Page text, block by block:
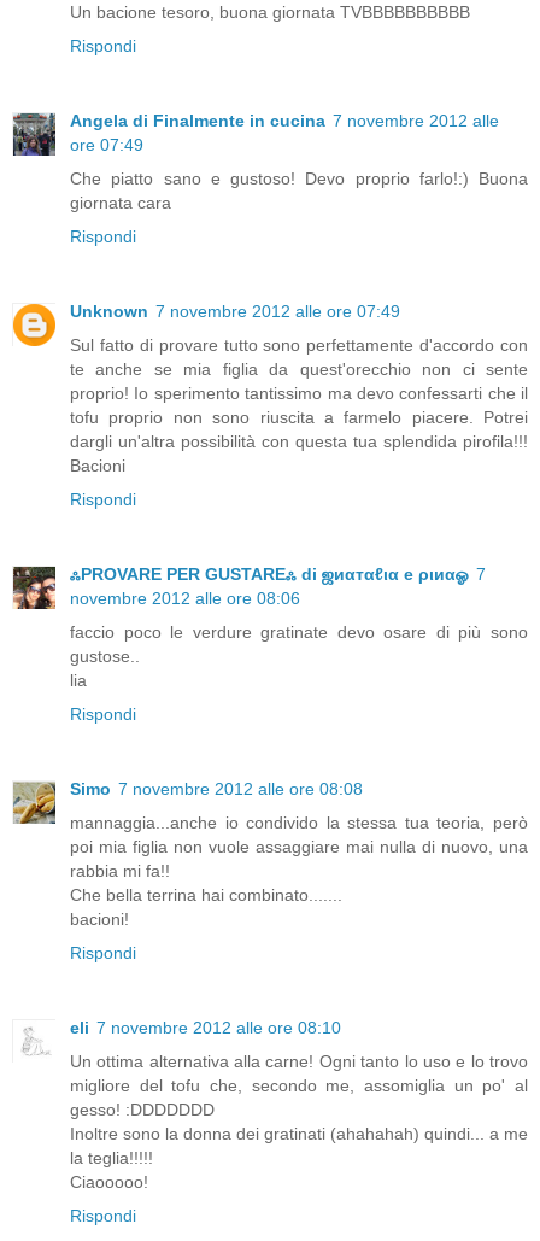
Un bacione tesoro, buona giornata TVBBBBBBBBBB
Rispondi
Angela di Finalmente in cucina 7 novembre 2012 alle
ore 07:49
Che piatto sano e gustoso! Devo proprio farlo!:) Buona
giornata cara
Rispondi
Unknown 7 novembre 2012 alle ore 07:49
Sul fatto di provare tutto sono perfettamente d'accordo con
te anche se mia figlia da quest'orecchio non ci sente
proprio! Io sperimento tantissimo ma devo confessarti che il
tofu proprio non sono riuscita a farmelo piacere. Potrei
dargli un'altra possibilità con questa tua splendida pirofila!!!
Bacioni
Rispondi
ஃPROVARE PER GUSTAREஃ di ஜиαтαℓια e ριиαஓ 7
novembre 2012 alle ore 08:06
faccio poco le verdure gratinate devo osare di più sono
gustose..
lia
Rispondi
Simo 7 novembre 2012 alle ore 08:08
mannaggia...anche io condivido la stessa tua teoria, però
poi mia figlia non vuole assaggiare mai nulla di nuovo, una
rabbia mi fa!!
Che bella terrina hai combinato.......
bacioni!
Rispondi
eli 7 novembre 2012 alle ore 08:10
Un ottima alternativa alla carne! Ogni tanto lo uso e lo trovo
migliore del tofu che, secondo me, assomiglia un po' al
gesso! :DDDDDDD
Inoltre sono la donna dei gratinati (ahahahah) quindi... a me
la teglia!!!!!
Ciaooooo!
Rispondi